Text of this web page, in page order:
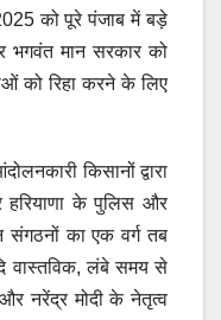
को पूरे पंजाब में बड़े
भगवंत मान सरकार को
को रिहा करने के लिए
किसानों द्वारा
के पुलिस और
संगठनों का एक वर्ग तब
वास्तविक, लंबे समय से
नरेंद्र मोदी के नेतृत्व